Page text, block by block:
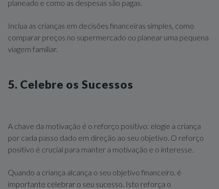
planeado e como as despesas são pagas.
Inclua as crianças em decisões financeiras simples, como
comparar preços no supermercado ou planear uma pequena
viagem familiar.
5. Celebre os Sucessos
A chave da motivação é o reforço positivo: elogie a criança
por cada passo dado em direção ao seu objetivo. O reforço
positivo é crucial para manter a motivação e o interesse.
Quando a criança alcança o seu objetivo financeiro, é
importante celebrar o seu sucesso. Isto reforça o